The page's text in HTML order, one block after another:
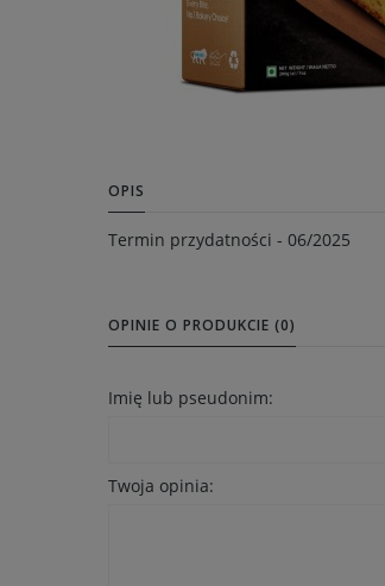
OPIS
Termin przydatności - 06/2025
OPINIE O PRODUKCIE (0)
Imię lub pseudonim:
Twoja opinia: